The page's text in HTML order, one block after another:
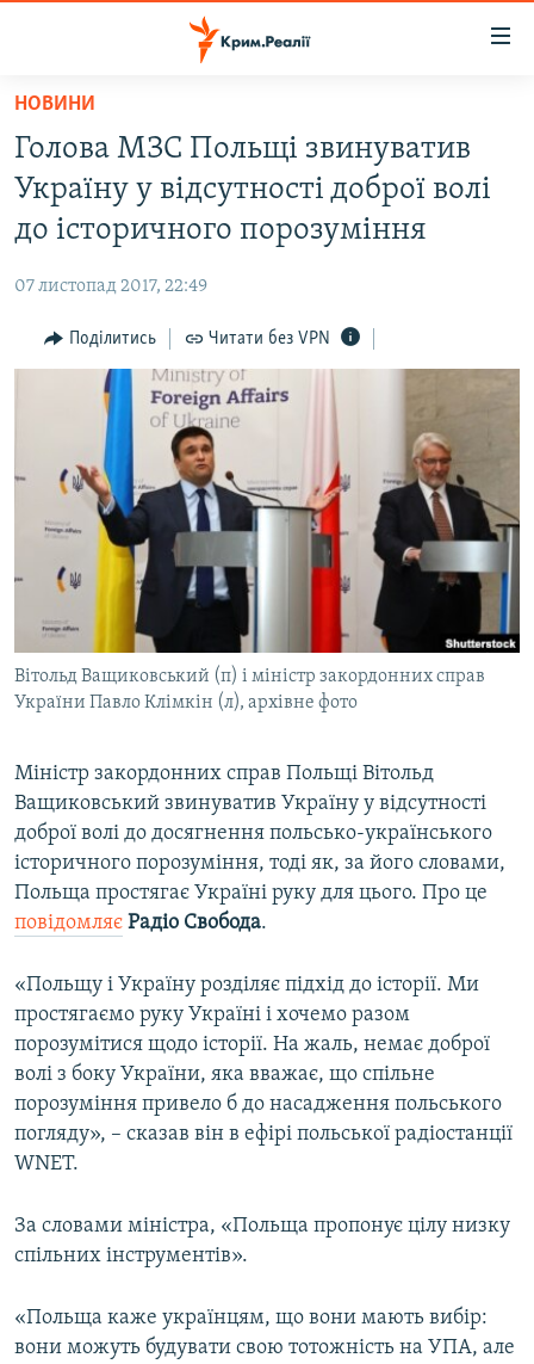
Перейти
основного
матеріалу
Перейти
до
основної
Перейти
до
ВІДЕО ТА ФОТО
БЛОГИ
ПОГЛЯД
ІНТЕРВ'Ю
ВСЕ ЗА ДЕНЬ
СПЕЦПРОЕКТИ
ДЕПОРТАЦІЯ
ВІДЕОУРОКИ «ELIFBE»
СВІДЧЕННЯ ОКУПАЦІЇ
УКРАЇНСЬКА ПРОБЛЕМА КРИМУ
ІНФОГРАФІКА
ЯК ОБІЙТИ БЛОКУВАННЯ
Русский
Qırımtatar
ДОЛУЧАЙСЯ!
Усі сайти RFE/RL
НОВИНИ
Голова МЗС Польщі звинуватив
Україну у відсутності доброї волі
до історичного порозуміння
07 листопад 2017, 22:49
Поділитись Читати без VPN
Вітольд Ващиковський (п) і міністр закордонних справ
України Павло Клімкін (л), архівне фото
Міністр закордонних справ Польщі Вітольд
Ващиковський звинуватив Україну у відсутності
доброї волі до досягнення польсько-українського
історичного порозуміння, тоді як, за його словами,
Польща простягає Україні руку для цього. Про це
повідомляє Радіо Свобода.
«Польщу і Україну розділяє підхід до історії. Ми
простягаємо руку Україні і хочемо разом
порозумітися щодо історії. На жаль, немає доброї
волі з боку України, яка вважає, що спільне
порозуміння привело б до насадження польського
погляду», – сказав він в ефірі польської радіостанції
WNET.
За словами міністра, «Польща пропонує цілу низку
спільних інструментів».
«Польща каже українцям, що вони мають вибір:
вони можуть будувати свою тотожність на УПА, але